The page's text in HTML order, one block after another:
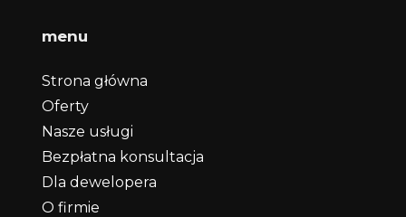
menu
Strona główna
Oferty
Nasze usługi
Bezpłatna konsultacja
Dla dewelopera
O firmie